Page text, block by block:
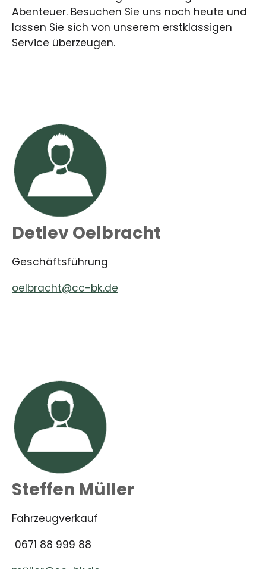
Abenteuer. Besuchen Sie uns noch heute und
lassen Sie sich von unserem erstklassigen
Service überzeugen.
Detlev Oelbracht
Geschäftsführung
oelbracht@cc-bk.de
Steffen Müller
Fahrzeugverkauf
0671 88 999 88